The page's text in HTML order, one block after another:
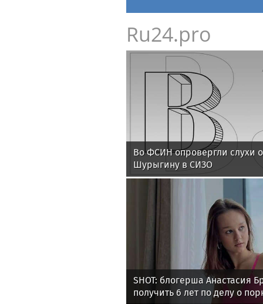
Ru24.pro
Во ФСИН опровергли слухи
Шурыгину в СИЗО
SHOT: блогерша Анастасия
получить 6 лет по делу о